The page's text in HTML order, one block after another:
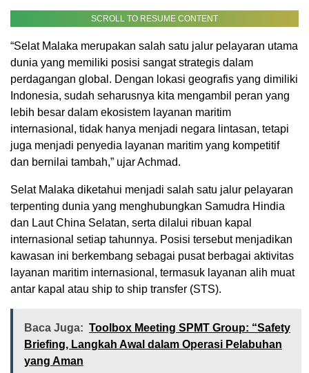
SCROLL TO RESUME CONTENT
“Selat Malaka merupakan salah satu jalur pelayaran utama
dunia yang memiliki posisi sangat strategis dalam
perdagangan global. Dengan lokasi geografis yang dimiliki
Indonesia, sudah seharusnya kita mengambil peran yang
lebih besar dalam ekosistem layanan maritim
internasional, tidak hanya menjadi negara lintasan, tetapi
juga menjadi penyedia layanan maritim yang kompetitif
dan bernilai tambah,” ujar Achmad.
Selat Malaka diketahui menjadi salah satu jalur pelayaran
terpenting dunia yang menghubungkan Samudra Hindia
dan Laut China Selatan, serta dilalui ribuan kapal
internasional setiap tahunnya. Posisi tersebut menjadikan
kawasan ini berkembang sebagai pusat berbagai aktivitas
layanan maritim internasional, termasuk layanan alih muat
antar kapal atau ship to ship transfer (STS).
Baca Juga: Toolbox Meeting SPMT Group: “Safety
Briefing, Langkah Awal dalam Operasi Pelabuhan
yang Aman